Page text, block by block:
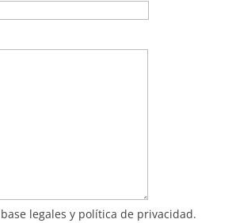
legales y política de privacidad.